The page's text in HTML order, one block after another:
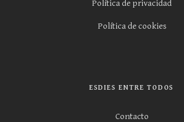
Política de privacidad
Política de cookies
ESDIES ENTRE TODOS
Contacto